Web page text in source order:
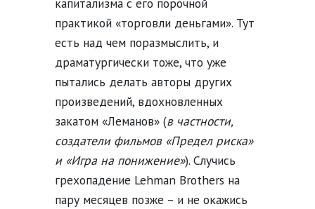
практикой «торговли деньгами». Тут
есть над чем поразмыслить, и
драматургически тоже, что уже
пытались делать авторы других
произведений, вдохновленных
закатом «Леманов» (в частности,
создатели фильмов «Предел риска»
и «Игра на понижение»). Случись
грехопадение Lehman Brothers на
пару месяцев позже – и не окажись